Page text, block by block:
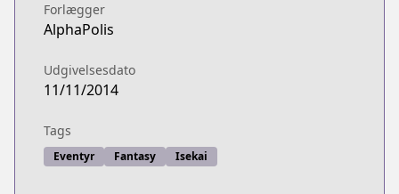
Forlægger
AlphaPolis
Udgivelsesdato
11/11/2014
Tags
Eventyr Fantasy Isekai